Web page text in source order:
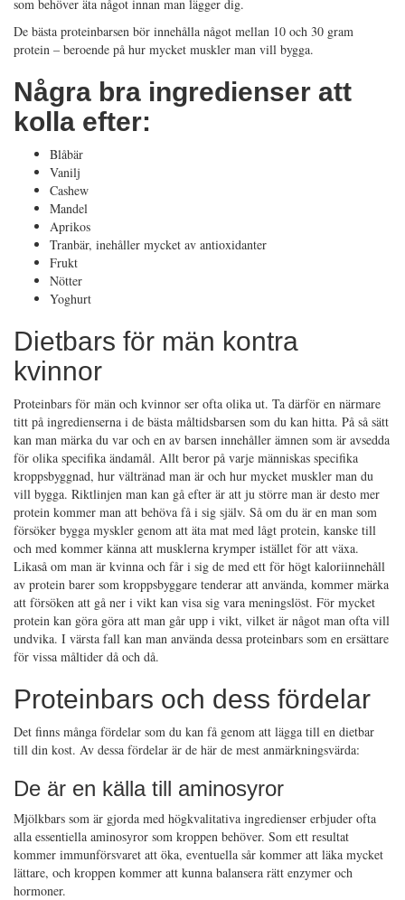
som behöver äta något innan man lägger dig.
De bästa proteinbarsen bör innehålla något mellan 10 och 30 gram
protein – beroende på hur mycket muskler man vill bygga.
Några bra ingredienser att
kolla efter:
Blåbär
Vanilj
Cashew
Mandel
Aprikos
Tranbär, inehåller mycket av antioxidanter
Frukt
Nötter
Yoghurt
Dietbars för män kontra
kvinnor
Proteinbars för män och kvinnor ser ofta olika ut. Ta därför en närmare
titt på ingredienserna i de bästa måltidsbarsen som du kan hitta. På så sätt
kan man märka du var och en av barsen innehåller ämnen som är avsedda
för olika specifika ändamål. Allt beror på varje människas specifika
kroppsbyggnad, hur vältränad man är och hur mycket muskler man du
vill bygga. Riktlinjen man kan gå efter är att ju större man är desto mer
protein kommer man att behöva få i sig själv. Så om du är en man som
försöker bygga myskler genom att äta mat med lågt protein, kanske till
och med kommer känna att musklerna krymper istället för att växa.
Likaså om man är kvinna och får i sig de med ett för högt kaloriinnehåll
av protein barer som kroppsbyggare tenderar att använda, kommer märka
att försöken att gå ner i vikt kan visa sig vara meningslöst. För mycket
protein kan göra göra att man går upp i vikt, vilket är något man ofta vill
undvika. I värsta fall kan man använda dessa proteinbars som en ersättare
för vissa måltider då och då.
Proteinbars och dess fördelar
Det finns många fördelar som du kan få genom att lägga till en dietbar
till din kost. Av dessa fördelar är de här de mest anmärkningsvärda:
De är en källa till aminosyror
Mjölkbars som är gjorda med högkvalitativa ingredienser erbjuder ofta
alla essentiella aminosyror som kroppen behöver. Som ett resultat
kommer immunförsvaret att öka, eventuella sår kommer att läka mycket
lättare, och kroppen kommer att kunna balansera rätt enzymer och
hormoner.